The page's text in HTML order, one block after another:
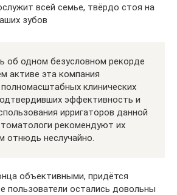
всей семье, твёрдо стоя на
зубов
об одном безусловном рекорде
активе эта компания
клинических
эффективность и
ирригаторов данной
рекомендуют их
отнюдь неслучайно.
объективными, придётся
пользователи остались довольны